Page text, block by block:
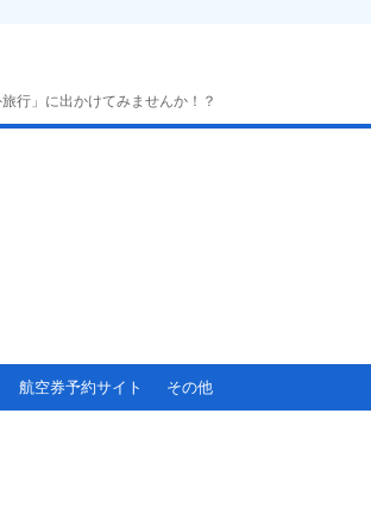
行」に出かけてみませんか！？
航空券予約サイト その他